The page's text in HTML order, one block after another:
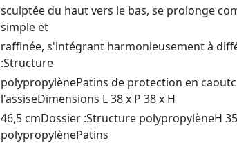
sculptée du haut vers le bas, se prolonge
simple et
raffinée, s'intégrant harmonieusement à
:Structure
polypropylènePatins de protection en
l'assiseDimensions L 38 x P 38 x H
46,5 cmDossier :Structure polypropylèneH
polypropylènePatins